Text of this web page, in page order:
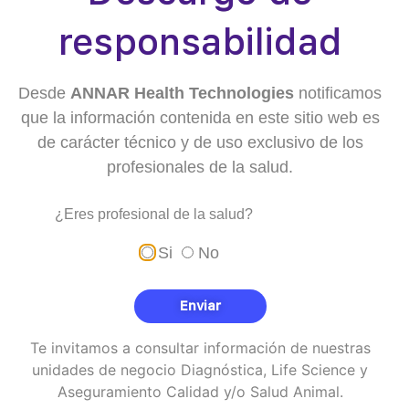
Gestionamos las ofertas de empleo de manera
directa en nuestras cuentas oficiales deLinkedIn
¡Comparte esta historia!
responsabilidad
Desde ANNAR Health Technologies notificamos
que la información contenida en este sitio web es
de carácter técnico y de uso exclusivo de los
profesionales de la salud.
¿Eres profesional de la salud?
Si No
Enviar
Te invitamos a consultar información de nuestras
unidades de negocio Diagnóstica, Life Science y
Aseguramiento Calidad y/o Salud Animal.